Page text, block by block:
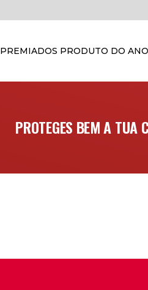
PREMIADOS PRODUTO DO ANO
PROTEGES BEM A TUA